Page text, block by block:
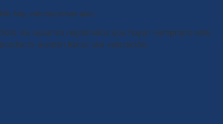
No hay valoraciones aún.
Solo los usuarios registrados que hayan comprado este
producto pueden hacer una valoración.